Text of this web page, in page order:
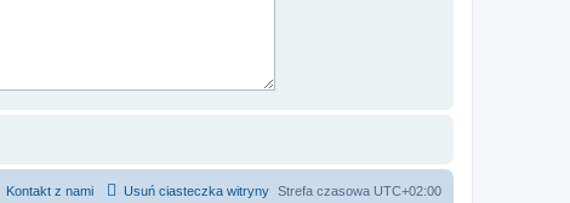
Strefa czasowa UTC+02:00
Usuń ciasteczka witryny
Kontakt z nami